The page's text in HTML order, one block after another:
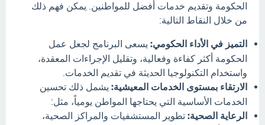
الحكومة وتقديم خدمات أفضل للمواطنين. يمكن فهم ذلك
من خلال النقاط التالية:
التميز في الأداء الحكومي: يسعى البرنامج لجعل عمل
الحكومة أكثر كفاءة وفعالية، وتقليل الإجراءات المعقدة،
واستخدام التكنولوجيا الحديثة في تقديم الخدمات.
الارتقاء بمستوى الخدمات المعيشية: يشمل ذلك تحسين
الخدمات الأساسية التي يحتاجها المواطن يومياً، مثل:
الرعاية الصحية: تطوير المستشفيات والمراكز الصحية،